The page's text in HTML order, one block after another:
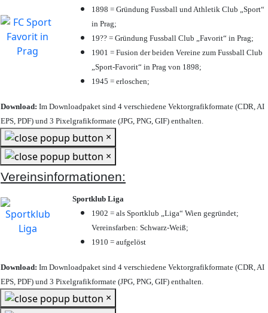
1898 = Gründung Fussball und Athletik Club „Sport“
in Prag;
19?? = Gründung Fussball Club „Favorit“ in Prag;
1901 = Fusion der beiden Vereine zum Fussball Club
„Sport-Favorit“ in Prag von 1898;
1945 = erloschen;
Download: Im Downloadpaket sind 4 verschiedene Vektorgrafikformate (CDR, AI
EPS, PDF) und 3 Pixelgrafikformate (JPG, PNG, GIF) enthalten.
×
×
Vereinsinformationen:
Sportklub Liga
1902 = als Sportklub „Liga“ Wien gegründet;
Vereinsfarben: Schwarz-Weiß;
1910 = aufgelöst
Download: Im Downloadpaket sind 4 verschiedene Vektorgrafikformate (CDR, AI
EPS, PDF) und 3 Pixelgrafikformate (JPG, PNG, GIF) enthalten.
×